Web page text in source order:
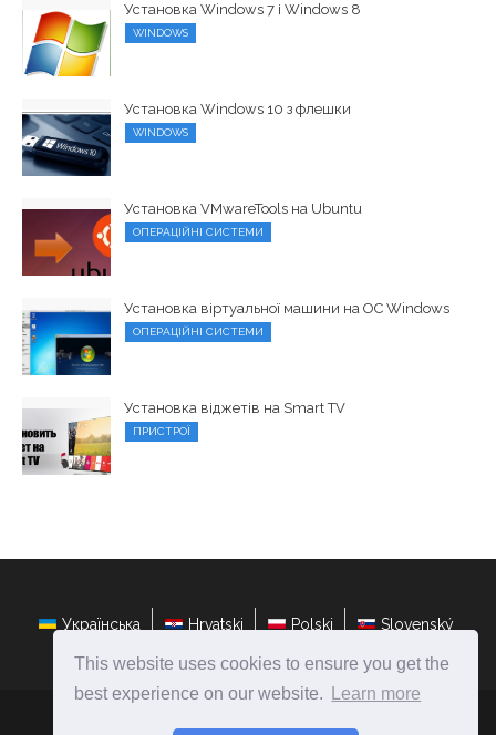
This website uses cookies to ensure you get the
best experience on our website.
Learn more
Установка Windows 7 і Windows 8
WINDOWS
Установка Windows 10 з флешки
WINDOWS
Установка VMwareTools на Ubuntu
ОПЕРАЦІЙНІ СИСТЕМИ
Установка віртуальної машини на ОС Windows
ОПЕРАЦІЙНІ СИСТЕМИ
Установка віджетів на Smart TV
ПРИСТРОЇ
Українська Hrvatski Polski Slovenský
ateasyday.com Ⓒ2026